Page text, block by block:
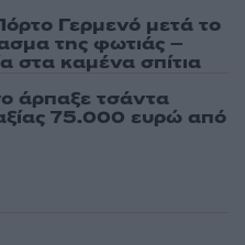
Γερμενό μετά το
της φωτιάς –
στα καμένα σπίτια
άρπαξε τσάντα
75.000 ευρώ από